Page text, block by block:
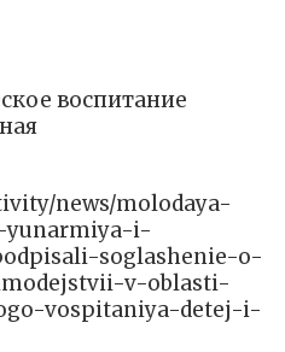
воспитание
news/molodaya-
yunarmiya-i-
soglashenie-o-
v-oblasti-
vospitaniya-detej-i-